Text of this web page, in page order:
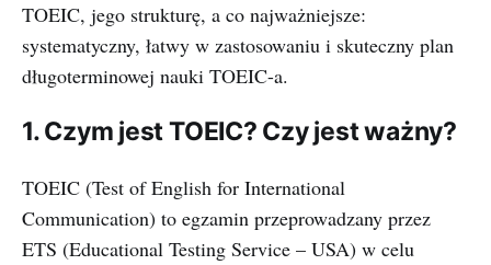
TOEIC, jego strukturę, a co najważniejsze:
systematyczny, łatwy w zastosowaniu i skuteczny plan
długoterminowej nauki TOEIC-a.
1. Czym jest TOEIC? Czy jest ważny?
TOEIC (Test of English for International
Communication) to egzamin przeprowadzany przez
ETS (Educational Testing Service – USA) w celu